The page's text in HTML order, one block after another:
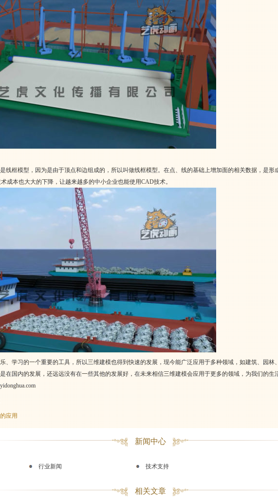
线框模型，因为是由于顶点和边组成的，所以叫做线框模型。在点、线的基础上增加面的相关数据，是形
成本也大大的下降，让越来越多的中小企业也能使用CAD技术。
、学习的一个重要的工具，所以三维建模也得到快速的发展，现今能广泛应用于多种领域，如建筑、园林
在国内的发展，还远远没有在一些其他的发展好，在未来相信三维建模会应用于更多的领域，为我们的生
应用
新闻中心
行业新闻 技术支持
相关文章